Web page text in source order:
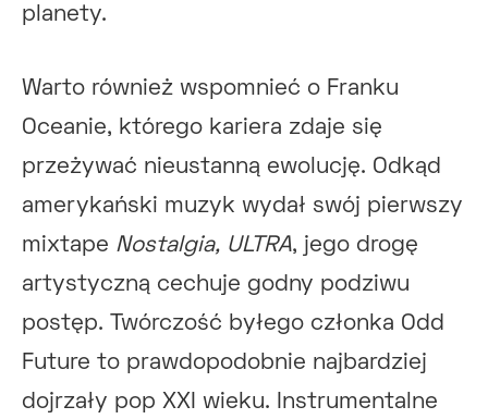
planety.
Warto również wspomnieć o Franku
Oceanie, którego kariera zdaje się
przeżywać nieustanną ewolucję. Odkąd
amerykański muzyk wydał swój pierwszy
mixtape Nostalgia, ULTRA, jego drogę
artystyczną cechuje godny podziwu
postęp. Twórczość byłego członka Odd
Future to prawdopodobnie najbardziej
dojrzały pop XXI wieku. Instrumentalne